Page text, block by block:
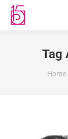
Tag
You
Home